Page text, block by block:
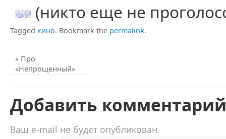
(никто еще не
Tagged кино. Bookmark the permalink.
« Про
«Непрощенный»
Добавить комментарий
Ваш e-mail не будет опубликован.